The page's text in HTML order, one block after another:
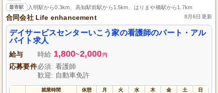
最寄駅 入明駅から0.3km、高知駅前駅から1.5km、はりまや橋駅から1.7km
合同会社 Life enhancement 8月6日更新
デイサービスセンターいこう家の看護師のパート・アル
バイト求人
給与 時給 1,800~2,000 円
応募要件必須: 看護師
歓迎: 自動車免許
就業時間 休憩 月 火 水 木 金 土 日